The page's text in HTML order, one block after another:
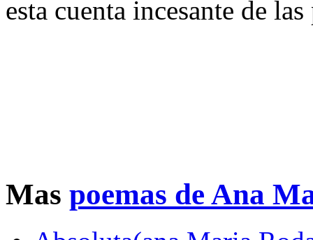
esta cuenta incesante de
Mas poemas de Ana